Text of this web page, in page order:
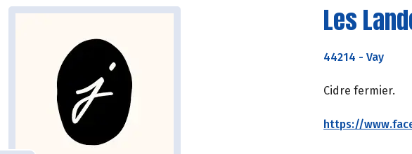
Les
44214 - Vay
Cidre fermier.
https://